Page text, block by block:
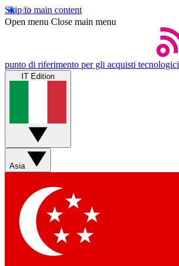
Skip to main content
Open menu Close main menu
punto di riferimento per gli acquisti tecnologici
IT Edition
Asia